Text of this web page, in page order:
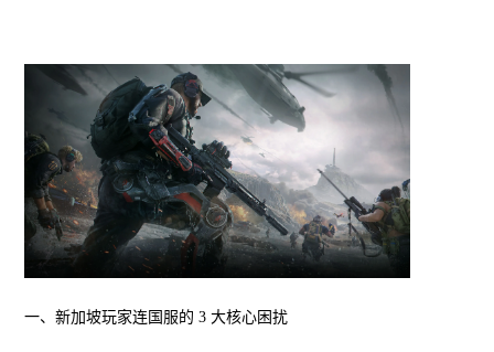
一、新加坡玩家连国服的 3 大核心困扰